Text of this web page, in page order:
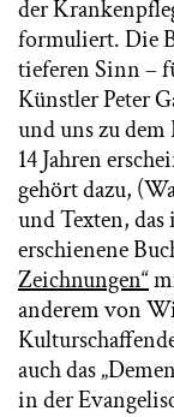
der
formuliert. Die
tieferen Sinn –
Künstler Peter
und uns zu
14 Jahren
gehört dazu,
und Texten,
erschienene
Zeichnungen“
anderem von
auch das
in der